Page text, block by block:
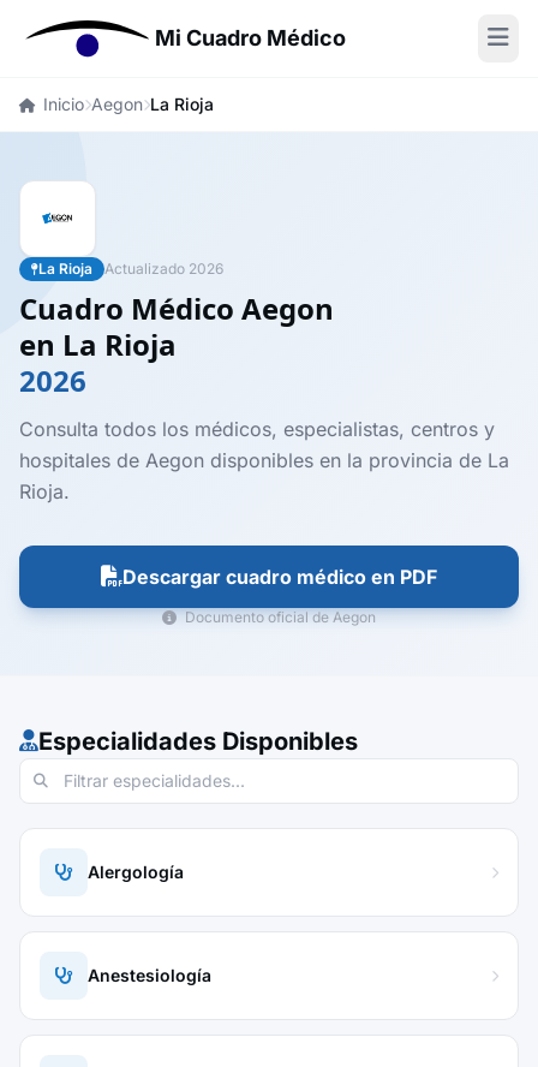
Mi Cuadro Médico
Inicio Aegon La Rioja
La Rioja Actualizado 2026
Cuadro Médico Aegon
en La Rioja
2026
Consulta todos los médicos, especialistas, centros y
hospitales de Aegon disponibles en la provincia de La
Rioja.
Descargar cuadro médico en PDF
Documento oficial de Aegon
Especialidades Disponibles
Alergología
Anestesiología